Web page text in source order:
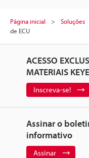
Página inicial Soluções
de ECU
ACESSO
MATERIAIS
Inscreva-se!
Assinar o
informativo
Assinar